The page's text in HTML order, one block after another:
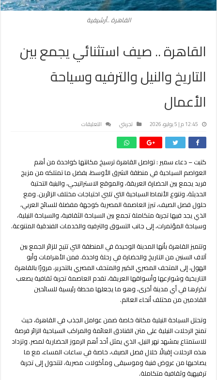
القاهرة ..أرشيفية
القاهرة .. صيف استثنائي يجمع بين
التاريخ والنيل والترفيه وسياحة
الأعمال
12:45 م | 5 يوليو، 2026 تجربتي التعليقات
استثنائي
يجمع
بين
التاريخ
والنيل
والترفيه
وسياحة
الأعمال
كتبت – دعاء سمير : تواصل القاهرة ترسيخ مكانتها كواحدة من أهم
العواصم السياحية في منطقة الشرق الأوسط، بفضل ما تمتلكه من مزيج
فريد يجمع بين الحضارة العريقة، والموقع الاستراتيجي، والبنية التحتية
الحديثة، وتنوع الأنماط السياحية التي تلبي احتياجات مختلف الزائرين. ومع
حلول فصل الصيف، تبرز العاصمة المصرية كوجهة مفضلة للسائح العربي،
الذي يجد فيها تجربة متكاملة تجمع بين السياحة الثقافية، والسياحة النيلية،
وسياحة المؤتمرات، إلى جانب التسوق والترفيه والخدمات الفندقية المتنوعة.
وتتميز القاهرة بأنها المدينة الوحيدة في المنطقة التي تتيح للزائر الجمع بين
آلاف السنين من التاريخ والحضارة في رحلة واحدة. فمن الأهرامات وأبو
الهول، إلى المتحف المصري الكبير والمتحف المصري بالتحرير، مرورًا بالقاهرة
التاريخية وشوارعها وأسواقها العريقة، تقدم العاصمة تجربة ثقافية يصعب
تكرارها في أي مدينة أخرى، وهو ما يجعلها محطة رئيسية للسائحين
القادمين من مختلف أنحاء العالم.
وتحتل السياحة النيلية مكانة خاصة ضمن عوامل الجذب في القاهرة، حيث
تمنح الرحلات النيلية على متن الفنادق العائمة والمراكب السياحية الزائر فرصة
للاستمتاع بمشهد نهر النيل، الذي يمثل أحد أهم الرموز الحضارية لمصر. وتزداد
هذه الرحلات إقبالًا خلال فصل الصيف، خاصة في ساعات المساء، مع ما
يصاحبها من عروض فنية وموسيقى ومأكولات مصرية، لتتحول إلى تجربة
ترفيهية وثقافية متكاملة.